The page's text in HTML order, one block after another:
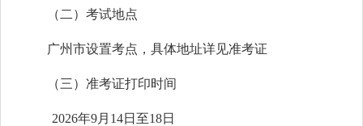
（二）考试地点
广州市设置考点，具体地址详见准考证
（三） 准考证打印时间
2026年9月 14日至18日